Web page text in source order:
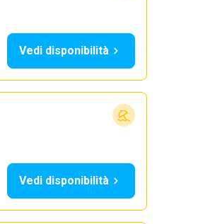
Vedi disponibilità
Vedi disponibilità